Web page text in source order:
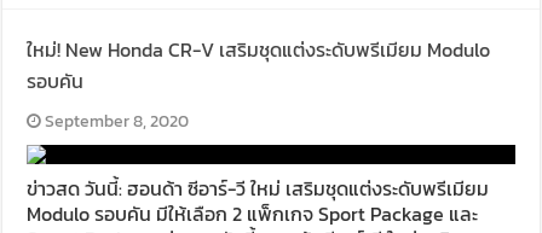
ใหม่! New Honda CR-V เสริมชุดแต่งระดับพรีเมียม Modulo
รอบคัน
September 8, 2020
ข่าวสด วันนี้: ฮอนด้า ซีอาร์-วี ใหม่ เสริมชุดแต่งระดับพรีเมียม
Modulo รอบคัน มีให้เลือก 2 แพ็กเกจ Sport Package และ